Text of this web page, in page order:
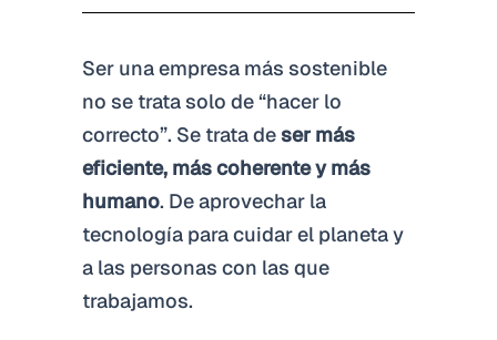
Ser una empresa más sostenible
no se trata solo de “hacer lo
correcto”. Se trata deser más
eficiente, más coherente y más
humano. De aprovechar la
tecnología para cuidar el planeta y
a las personas con las que
trabajamos.